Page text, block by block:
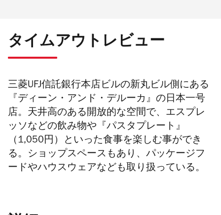
タイムアウトレビュー
三菱UFJ信託銀行本店ビルの新丸ビル側にある
『ディーン・アンド・デルーカ』の日本一号
店。天井高のある開放的な空間で、エスプレ
ッソなどの飲み物や『パスタプレート』
（1,050円）といった食事を楽しむ事ができ
る。ショップスペースもあり、パッケージフ
ードやハウスウェアなども取り扱っている。